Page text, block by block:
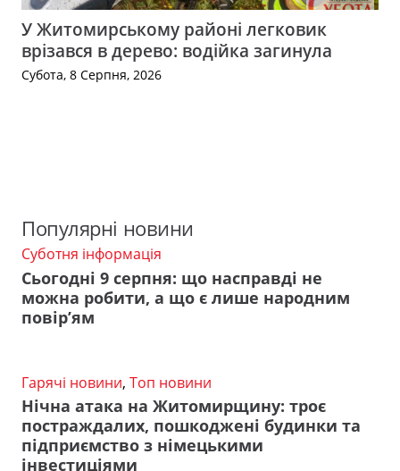
У Житомирському районі легковик
врізався в дерево: водійка загинула
Субота, 8 Серпня, 2026
Популярні новини
Суботня інформація
Сьогодні 9 серпня: що насправді не
можна робити, а що є лише народним
повір’ям
Гарячі новини, Топ новини
Нічна атака на Житомирщину: троє
постраждалих, пошкоджені будинки та
підприємство з німецькими
інвестиціями